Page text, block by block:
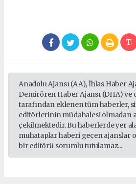
Anadolu Ajansı (AA), İhlas Haber
Demirören Haber Ajansı (DHA) ve
tarafından eklenen tüm haberler,
editörlerinin müdahalesi olmadan
çekilmektedir. Bu haberlerde yer
muhataplar haberi geçen ajanslar
bir editörü sorumlu tutulamaz...